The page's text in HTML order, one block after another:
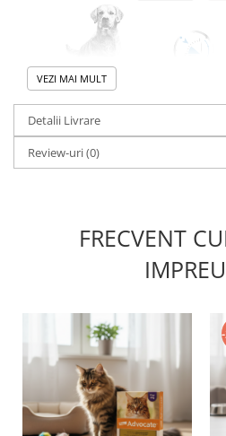
VEZI MAI MULT
Detalii Livrare
Review-uri(0)
FRECVENT